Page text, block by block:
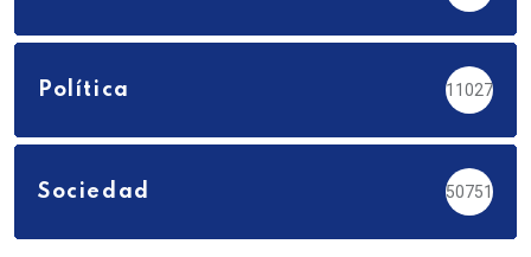
Política 11027
Sociedad 50751